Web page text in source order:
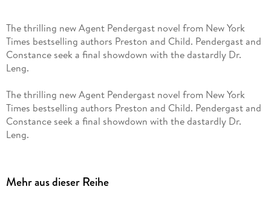
The thrilling new Agent Pendergast novel from New York
Times bestselling authors Preston and Child. Pendergast and
Constance seek a final showdown with the dastardly Dr.
Leng.
The thrilling new Agent Pendergast novel from New York
Times bestselling authors Preston and Child. Pendergast and
Constance seek a final showdown with the dastardly Dr.
Leng.
New York: Pendergast's own ancestor, Dr. Enoch Leng. The
latest thrilling timeslip adventure in the
Mehr aus dieser Reihe